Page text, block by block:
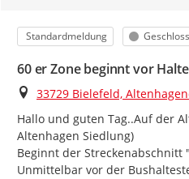
Kategorie
Standardmeldung Status
60 er Zone beginnt vor
Ort
33729 Bielefeld,
Hallo und guten Tag..Auf der
Altenhagen Siedlung)
Beginnt der Streckenabschnitt
Unmittelbar vor der